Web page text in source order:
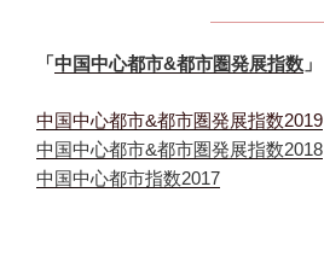
「中国中心都市&都市圏発展指数 」
中国中心都市&都市圏発展指数2019
中国中心都市&都市圏発展指数2018
中国中心都市指数2017